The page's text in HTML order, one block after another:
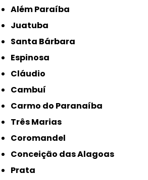
Além Paraíba
Juatuba
Santa Bárbara
Espinosa
Cláudio
Cambuí
Carmo do Paranaíba
Três Marias
Coromandel
Conceição das Alagoas
Prata